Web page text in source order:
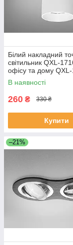
Білий накладний
світильник QXL-
офісу та дому
В наявності
260 ₴ 330 ₴
Купити
–21%